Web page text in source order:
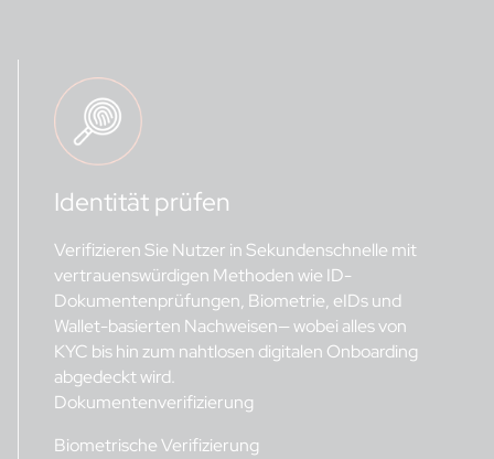
Identität prüfen
Verifizieren Sie Nutzer in Sekundenschnelle mit
vertrauenswürdigen Methoden wie ID-
Dokumentenprüfungen, Biometrie, eIDs und
Wallet-basierten Nachweisen— wobei alles von
KYC bis hin zum nahtlosen digitalen Onboarding
abgedeckt wird.
Dokumentenverifizierung
Biometrische Verifizierung